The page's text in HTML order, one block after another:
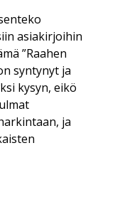
asiakirjoihin
”Raahen
syntynyt ja
kysyn, eikö
ja